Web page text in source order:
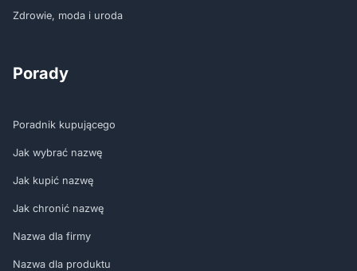
Zdrowie, moda i uroda
Porady
Poradnik kupującego
Jak wybrać nazwę
Jak kupić nazwę
Jak chronić nazwę
Nazwa dla firmy
Nazwa dla produktu